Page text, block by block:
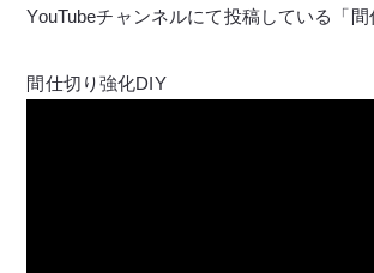
YouTubeチャンネルにて投稿している「間
間仕切り強化DIY